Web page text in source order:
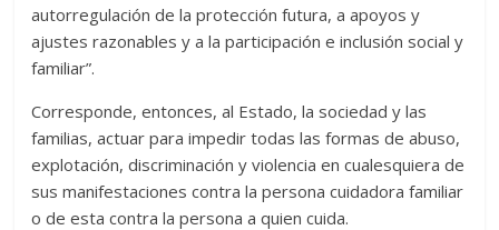
autorregulación de la protección futura, a apoyos y
ajustes razonables y a la participación e inclusión social y
familiar”.
Corresponde, entonces, al Estado, la sociedad y las
familias, actuar para impedir todas las formas de abuso,
explotación, discriminación y violencia en cualesquiera de
sus manifestaciones contra la persona cuidadora familiar
o de esta contra la persona a quien cuida.